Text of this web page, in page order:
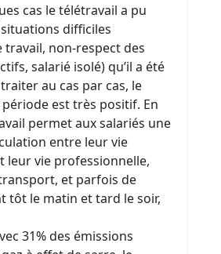
cas le télétravail a pu
difficiles
travail, non-respect des
salarié isolé) qu’il a été
au cas par cas, le
est très positif. En
permet aux salariés une
entre leur vie
leur vie professionnelle,
et parfois de
tôt le matin et tard le soir,
31% des émissions